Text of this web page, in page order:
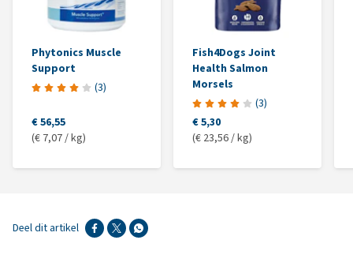
Phytonics Muscle
Support
(3)
€ 56,55
(€ 7,07 / kg)
Fish4Dogs Joint
Health Salmon
Morsels
(3)
€ 5,30
(€ 23,56 / kg)
Deel dit artikel